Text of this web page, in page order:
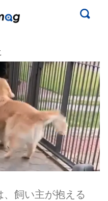
、飼い主が抱える